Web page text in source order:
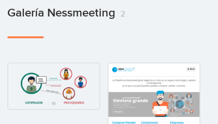
Galería Nessmeeting 2